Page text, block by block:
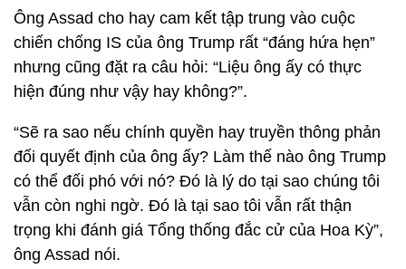
Ông Assad cho hay cam kết tập trung vào cuộc
chiến chống IS của ông Trump rất “đáng hứa hẹn”
nhưng cũng đặt ra câu hỏi: “Liệu ông ấy có thực
hiện đúng như vậy hay không?”.
“Sẽ ra sao nếu chính quyền hay truyền thông phản
đối quyết định của ông ấy? Làm thế nào ông Trump
có thể đối phó với nó? Đó là lý do tại sao chúng tôi
vẫn còn nghi ngờ. Đó là tại sao tôi vẫn rất thận
trọng khi đánh giá Tổng thống đắc cử của Hoa Kỳ”,
ông Assad nói.